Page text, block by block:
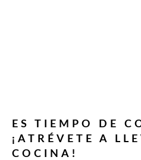
ES TIEMPO DE
¡ATRÉVETE A
COCINA!